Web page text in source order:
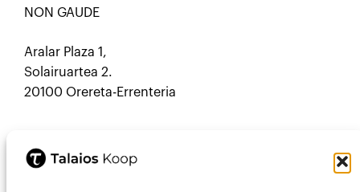
NON GAUDE
Aralar Plaza 1,
Solairuartea 2.
20100 Orereta-Errenteria